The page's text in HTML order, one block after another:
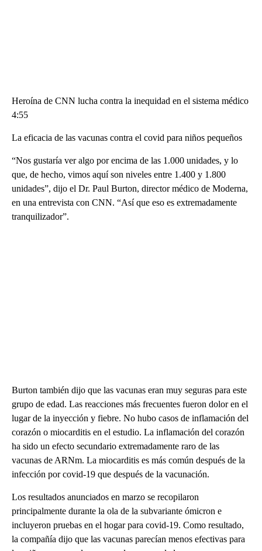
Heroína de CNN lucha contra la inequidad en el sistema médico
4:55
La eficacia de las vacunas contra el covid para niños pequeños
“Nos gustaría ver algo por encima de las 1.000 unidades, y lo
que, de hecho, vimos aquí son niveles entre 1.400 y 1.800
unidades”, dijo el Dr. Paul Burton, director médico de Moderna,
en una entrevista con CNN. “Así que eso es extremadamente
tranquilizador”.
Burton también dijo que las vacunas eran muy seguras para este
grupo de edad. Las reacciones más frecuentes fueron dolor en el
lugar de la inyección y fiebre. No hubo casos de inflamación del
corazón o miocarditis en el estudio. La inflamación del corazón
ha sido un efecto secundario extremadamente raro de las
vacunas de ARNm. La miocarditis es más común después de la
infección por covid-19 que después de la vacunación.
Los resultados anunciados en marzo se recopilaron
principalmente durante la ola de la subvariante ómicron e
incluyeron pruebas en el hogar para covid-19. Como resultado,
la compañía dijo que las vacunas parecían menos efectivas para